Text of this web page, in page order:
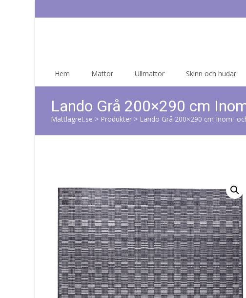
Hem Mattor Ullmattor Skinn och hudar
Lando Grå 200×290 cm
Mattlagret.se > Produkter > Lando Grå 200×290 cm Inom-